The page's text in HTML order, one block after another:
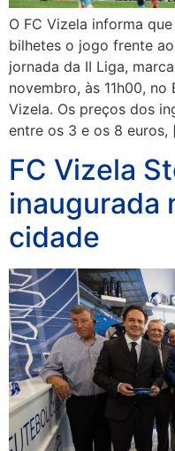
O FC Vizela informa
bilhetes o jogo frente
jornada da II Liga,
novembro, às 11h00,
Vizela. Os preços dos
entre os 3 e os 8 euros,
FC Vizela
inaugurada
cidade